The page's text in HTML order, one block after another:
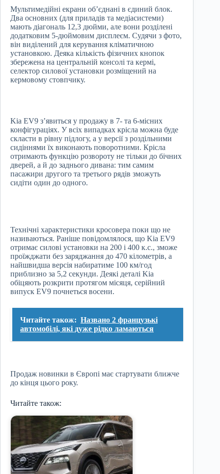
Мультимедійні екрани об’єднані в єдиний блок.
Два основних (для приладів та медіасистеми)
мають діагональ 12,3 дюйми, але вони розділені
додатковим 5-дюймовим дисплеєм. Судячи з фото,
він виділений для керування кліматичною
установкою. Деяка кількість фізичних кнопок
збережена на центральній консолі та кермі,
селектор силової установки розміщений на
кермовому стовпчику.
Kia EV9 з’явиться у продажу в 7- та 6-місних
конфігураціях. У всіх випадках крісла можна буде
скласти в рівну підлогу, а у версії з роздільними
сидіннями їх виконають поворотними. Крісла
отримають функцію розвороту не тільки до бічних
дверей, а й до заднього дивана: тим самим
пасажири другого та третього рядів зможуть
сидіти один до одного.
Технічні характеристики кросовера поки що не
називаються. Раніше повідомлялося, що Kia EV9
отримає силові установки на 200 і 400 к.с., зможе
проїжджати без заряджання до 470 кілометрів, а
найшвидша версія набиратиме 100 км/год
приблизно за 5,2 секунди. Деякі деталі Kia
обіцяють розкрити протягом місяця, серійний
випуск EV9 почнеться восени.
Читайте також: Названо 2 французькі
автомобілі, які дуже рідко ламаються
Продаж новинки в Європі має стартувати ближче
до кінця цього року.
Читайте також: